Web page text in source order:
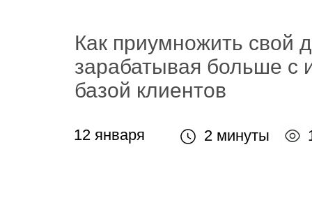
2 минуты
12 января
Как приумножить свой
зарабатывая больше
базой клиентов